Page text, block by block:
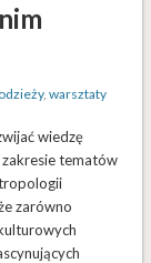
,warsztaty
wiedzę
tematów
zarówno